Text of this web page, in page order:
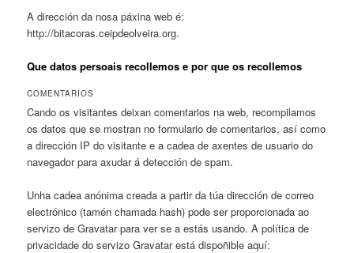
A dirección da nosa páxina web é:
http://bitacoras.ceipdeolveira.org.
Que datos persoais recollemos e por que os recollemos
COMENTARIOS
Cando os visitantes deixan comentarios na web, recompilamos
os datos que se mostran no formulario de comentarios, así como
a dirección IP do visitante e a cadea de axentes de usuario do
navegador para axudar á detección de spam.
Unha cadea anónima creada a partir da túa dirección de correo
electrónico (tamén chamada hash) pode ser proporcionada ao
servizo de Gravatar para ver se a estás usando. A política de
privacidade do servizo Gravatar está dispoñible aquí: